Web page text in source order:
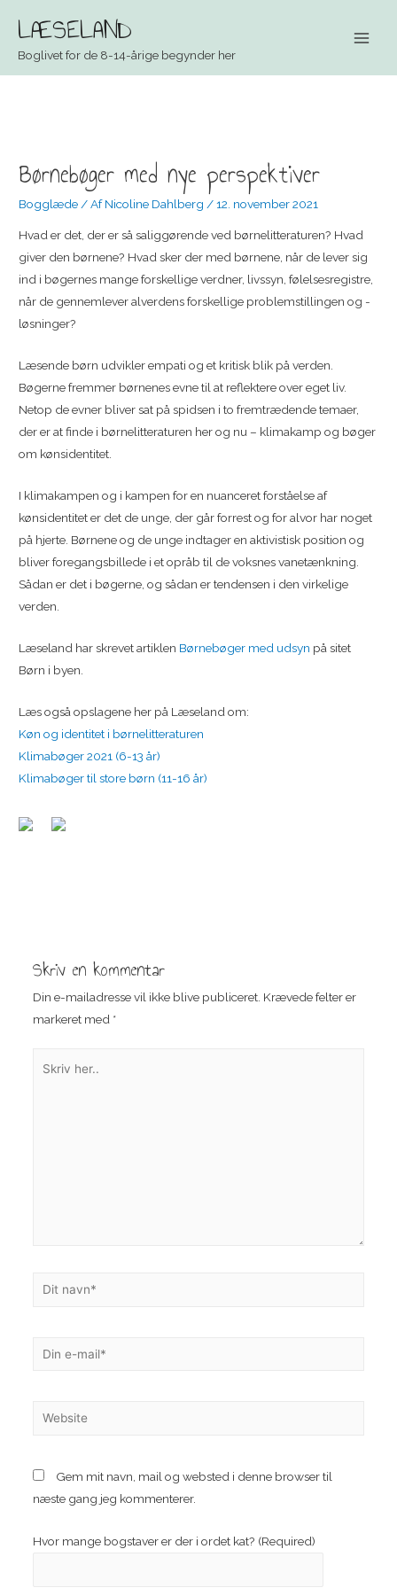
LÆSELAND
Boglivet for de 8-14-årige begynder her
Børnebøger med nye perspektiver
Bogglæde / AfNicoline Dahlberg /12. november 2021
Hvad er det, der er så saliggørende ved børnelitteraturen? Hvad
giver den børnene? Hvad sker der med børnene, når de lever sig
ind i bøgernes mange forskellige verdner, livssyn, følelsesregistre,
når de gennemlever alverdens forskellige problemstillingen og -
løsninger?
Læsende børn udvikler empati og et kritisk blik på verden.
Bøgerne fremmer børnenes evne til at reflektere over eget liv.
Netop de evner bliver sat på spidsen i to fremtrædende temaer,
der er at finde i børnelitteraturen her og nu – klimakamp og bøger
om kønsidentitet.
I klimakampen og i kampen for en nuanceret forståelse af
kønsidentitet er det de unge, der går forrest og for alvor har noget
på hjerte. Børnene og de unge indtager en aktivistisk position og
bliver foregangsbillede i et opråb til de voksnes vanetænkning.
Sådan er det i bøgerne, og sådan er tendensen i den virkelige
verden.
Læseland har skrevet artiklen Børnebøger med udsyn på sitet
Børn i byen.
Læs også opslagene her på Læseland om:
Køn og identitet i børnelitteraturen
Klimabøger 2021 (6-13 år)
Klimabøger til store børn (11-16 år)
Skriv en kommentar
Din e-mailadresse vil ikke blive publiceret. Krævede felter er
markeret med *
Dit
Din
Website
Gem mit navn, mail og websted i denne browser til
næste gang jeg kommenterer.
Hvor mange bogstaver er der i ordet kat? (Required)